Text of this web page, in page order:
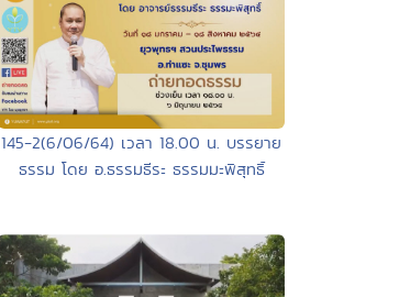
145-2(6/06/64) เวลา 18.00 น. บรรยาย
ธรรม โดย อ.ธรรมธีระ ธรรมมะพิสุทธิ์